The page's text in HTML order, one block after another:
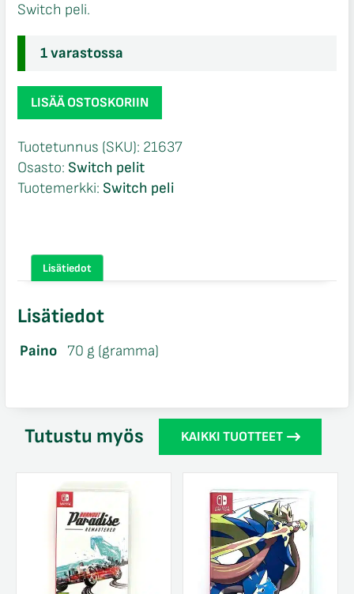
Switch peli.
1 varastossa
Monster
Hunter
Switch
määrä
LISÄÄ OSTOSKORIIN
Tuotetunnus (SKU): 21637
Osasto: Switch pelit
Tuotemerkki: Switch peli
Lisätiedot
Lisätiedot
Paino 70 g (gramma)
Tutustu myös KAIKKI TUOTTEET